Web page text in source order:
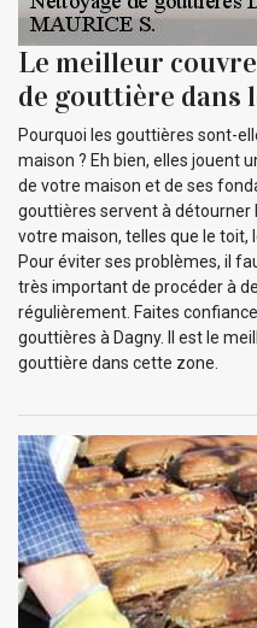
Le meilleur
de gouttière dans
Pourquoi les gouttières sont-
maison ? Eh bien, elles jouent
de votre maison et de ses
gouttières servent à détourner
votre maison, telles que le toit,
Pour éviter ses problèmes, il
très important de procéder à
régulièrement. Faites
gouttières à Dagny. Il est le
gouttière dans cette zone.